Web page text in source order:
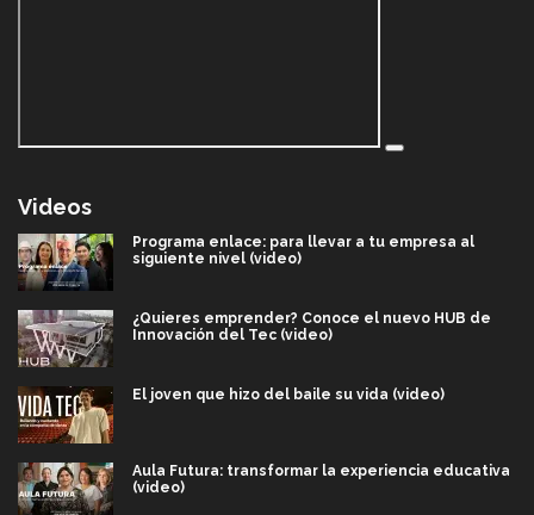
Videos
Programa enlace: para llevar a tu empresa al
siguiente nivel (video)
¿Quieres emprender? Conoce el nuevo HUB de
Innovación del Tec (video)
El joven que hizo del baile su vida (video)
Aula Futura: transformar la experiencia educativa
(video)